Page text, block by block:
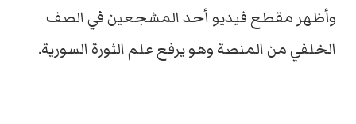
وأظهر مقطع فيديو أحد المشجعين في الصف
الخلفي من المنصة وهو يرفع علم الثورة السورية.